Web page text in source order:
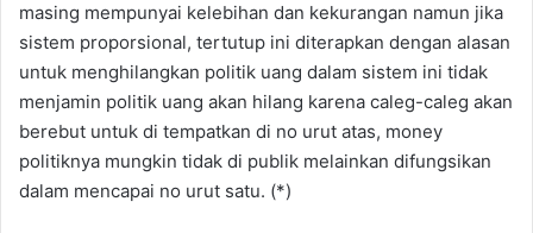
masing mempunyai kelebihan dan kekurangan namun jika
sistem proporsional, tertutup ini diterapkan dengan alasan
untuk menghilangkan politik uang dalam sistem ini tidak
menjamin politik uang akan hilang karena caleg-caleg akan
berebut untuk di tempatkan di no urut atas, money
politiknya mungkin tidak di publik melainkan difungsikan
dalam mencapai no urut satu. (*)